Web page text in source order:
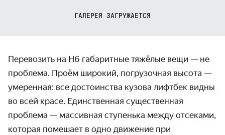
ГАЛЕРЕЯ ЗАГРУЖАЕТСЯ
Перевозить на H6 габаритные тяжёлые вещи — не
проблема. Проём широкий, погрузочная высота —
умеренная: все достоинства кузова лифтбек видны
во всей красе. Единственная существенная
проблема — массивная ступенька между отсеками,
которая помешает в одно движение при